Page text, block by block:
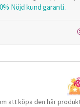
Nöjd kund garanti.
att köpa den här